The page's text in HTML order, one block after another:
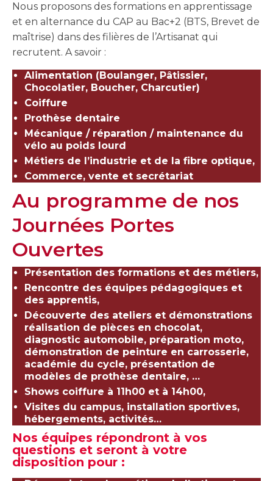
Nous proposons des formations en apprentissage
et en alternance du CAP au Bac+2 (BTS, Brevet de
maîtrise) dans des filières de l’Artisanat qui
recrutent. A savoir :
Alimentation (Boulanger, Pâtissier,
Chocolatier, Boucher, Charcutier)
Coiffure
Prothèse dentaire
Mécanique / réparation / maintenance du
vélo au poids lourd
Métiers de l’industrie et de la fibre optique,
Commerce, vente et secrétariat
Au programme de nos
Journées Portes
Ouvertes
Présentation des formations et des métiers,
Rencontre des équipes pédagogiques et
des apprentis,
Découverte des ateliers et démonstrations
réalisation de pièces en chocolat,
diagnostic automobile, préparation moto,
démonstration de peinture en carrosserie,
académie du cycle, présentation de
modèles de prothèse dentaire, …
Shows coiffure à 11h00 et à 14h00,
Visites du campus, installation sportives,
hébergements, activités…
Nos équipes répondront à vos
questions et seront à votre
disposition pour :